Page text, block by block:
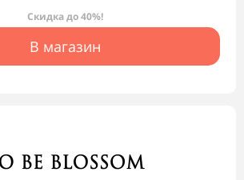
Скидка до 40%!
В магазин